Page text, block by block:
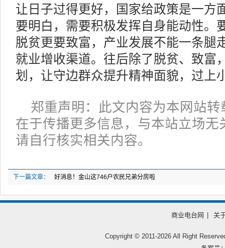
让日子过得更好，国家给政策是一方
要明白，需要积极发挥自身能动性。
脱贫更要致富，产业发展不能一条腿
就业增收渠道。往后除了脱贫、致富
划，让守边群众提升精神面貌，过上
郑重声明：此文内容为本网站
在于传播更多信息，与本站立场
请自行核实相关内容。
下一篇文章： 好消息！金山这746户农民兄弟分房啦
商业电台网 关
Copyright © 2011-2026 All Right